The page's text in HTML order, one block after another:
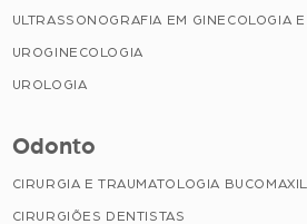
ULTRASSONOGRAFIA EM GINECOLOGIA
UROGINECOLOGIA
UROLOGIA
Odonto
CIRURGIA E TRAUMATOLOGIA
CIRURGIÕES DENTISTAS